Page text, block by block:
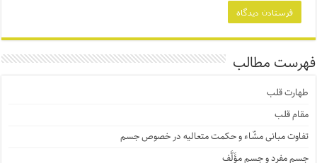
فهرست مطالب
طهارت قلب
مقام قلب
تفاوت مبانی مشّاء و حکمت متعالیه در خصوص جسم
جسم مفرد و جسم مؤَلَّف